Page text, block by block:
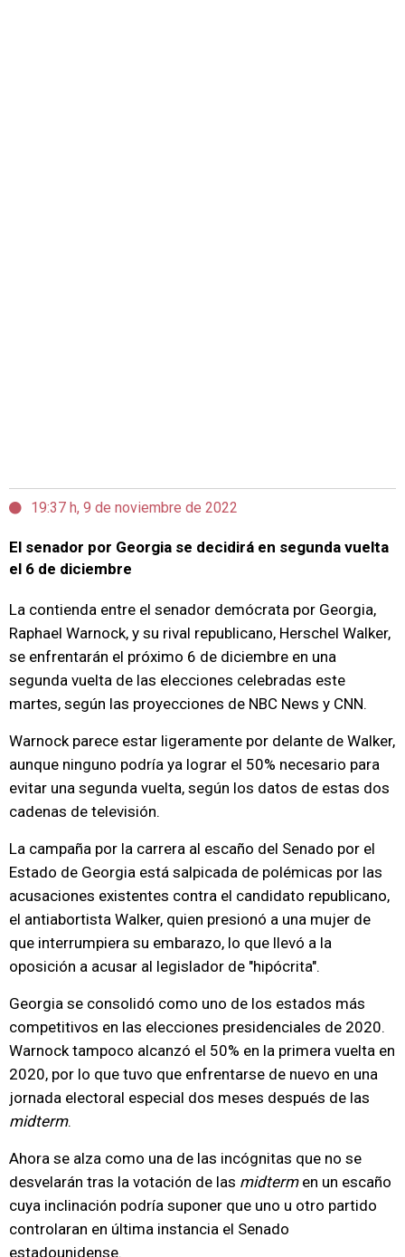
19:37 h, 9 de noviembre de 2022
El senador por Georgia se decidirá en segunda vuelta
el 6 de diciembre
La contienda entre el senador demócrata por Georgia,
Raphael Warnock, y su rival republicano, Herschel Walker,
se enfrentarán el próximo 6 de diciembre en una
segunda vuelta de las elecciones celebradas este
martes, según las proyecciones de NBC News y CNN.
Warnock parece estar ligeramente por delante de Walker,
aunque ninguno podría ya lograr el 50% necesario para
evitar una segunda vuelta, según los datos de estas dos
cadenas de televisión.
La campaña por la carrera al escaño del Senado por el
Estado de Georgia está salpicada de polémicas por las
acusaciones existentes contra el candidato republicano,
el antiabortista Walker, quien presionó a una mujer de
que interrumpiera su embarazo, lo que llevó a la
oposición a acusar al legislador de "hipócrita".
Georgia se consolidó como uno de los estados más
competitivos en las elecciones presidenciales de 2020.
Warnock tampoco alcanzó el 50% en la primera vuelta en
2020, por lo que tuvo que enfrentarse de nuevo en una
jornada electoral especial dos meses después de las
midterm.
Ahora se alza como una de las incógnitas que no se
desvelarán tras la votación de las midtermen un escaño
cuya inclinación podría suponer que uno u otro partido
controlaran en última instancia el Senado
estadounidense.